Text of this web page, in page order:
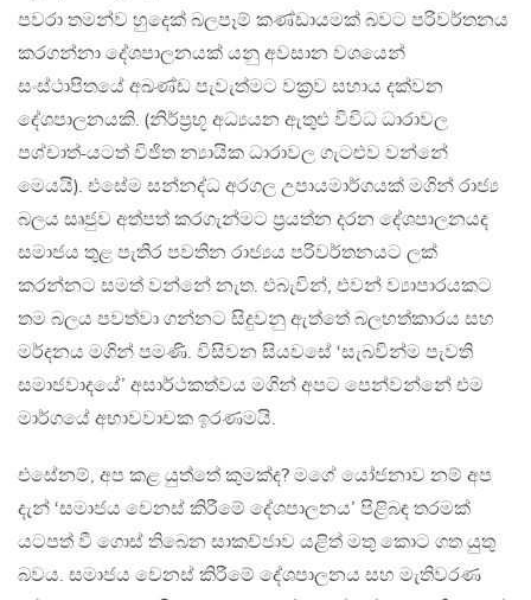
පවරා තමන්ව හුදෙක් බලපෑම් කණ්ඩායමක් බවට පරිවර්තනය
කරගන්නා දේශපාලනයක් යනු අවසාන වශයෙන්
සංස්ථාපිතයේ අඛණ්ඩ පැවැත්මට වක්‍රව සහාය දක්වන
දේශපාලනයකි. (නිර්ප්‍රභූ අධ්‍යයන ඇතුළු විවිධ ධාරාවල
පශ්චාත්-යටත් විජිත න්‍යායික ධාරාවල ගැටළුව වන්නේ
මෙයයි). එසේම සන්නද්ධ අරගල උපායමාර්ගයක් මගින් රාජ්‍ය
බලය සෘජුව අත්පත් කරගැන්මට ප්‍රයත්න දරන දේශපාලනයද
සමාජය තුළ පැතිර පවතින රාජ්‍යය පරිවර්තනයට ලක්
කරන්නට සමත් වන්නේ නැත. එබැවින්, එවන් ව්‍යාපාරයකට
තම බලය පවත්වා ගන්නට සිදුවනු ඇත්තේ බලහත්කාරය සහ
මර්දනය මගින් පමණි. විසිවන සියවසේ ‘සැබවින්ම පැවති
සමාජවාදයේ’ අසාර්ථකත්වය මගින් අපට පෙන්වන්නේ එම
මාර්ගයේ අභාවවාචක ඉරණමයි.
එසේනම්, අප කළ යුත්තේ කුමක්ද? මගේ යෝජනාව නම් අප
දැන් ‘සමාජය වෙනස් කිරීමේ දේශපාලනය’ පිළිබඳ තරමක්
යටපත් වී ගොස් තිබෙන සාකච්ජාව යළිත් මතු කොට ගත යුතු
බවය. සමාජය වෙනස් කිරීමේ දේශපාලනය සහ මැතිවරණ